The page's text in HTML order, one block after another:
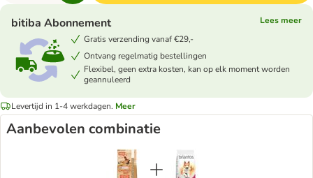
bitiba Abonnement
Lees meer
Gratis verzending vanaf €29,-
Ontvang regelmatig bestellingen
Flexibel, geen extra kosten, kan op elk moment worden
geannuleerd
Levertijd in 1-4 werkdagen. Meer
Aanbevolen combinatie